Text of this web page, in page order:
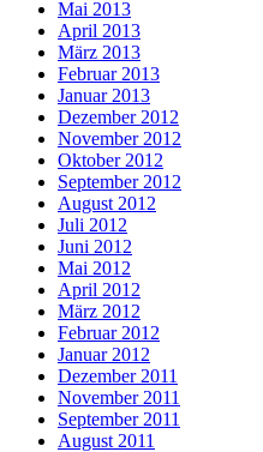
Mai 2013
April 2013
März 2013
Februar 2013
Januar 2013
Dezember 2012
November 2012
Oktober 2012
September 2012
August 2012
Juli 2012
Juni 2012
Mai 2012
April 2012
März 2012
Februar 2012
Januar 2012
Dezember 2011
November 2011
September 2011
August 2011